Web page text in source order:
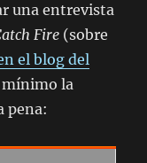
una entrevista
Fire (sobre
el blog del
mínimo la
pena: